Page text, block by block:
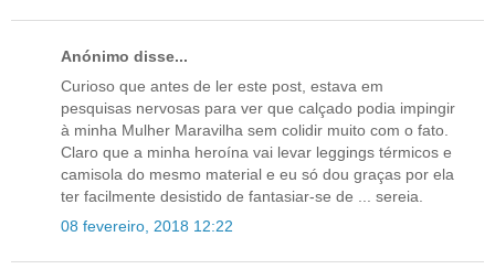
Anónimo disse...
Curioso que antes de ler este post, estava em
pesquisas nervosas para ver que calçado podia impingir
à minha Mulher Maravilha sem colidir muito com o fato.
Claro que a minha heroína vai levar leggings térmicos e
camisola do mesmo material e eu só dou graças por ela
ter facilmente desistido de fantasiar-se de ... sereia.
08 fevereiro, 2018 12:22